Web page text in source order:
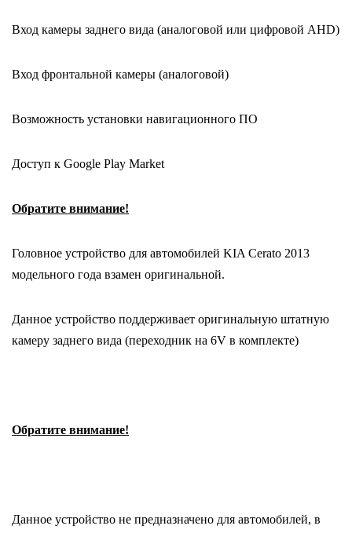
Вход камеры заднего вида (аналоговой или цифровой AHD)
Вход фронтальной камеры (аналоговой)
Возможность установки навигационного ПО
Доступ к Google Play Market
Обратите внимание!
Головное устройство для автомобилей KIA Cerato 2013
модельного года взамен оригинальной.
Данное устройство поддерживает оригинальную штатную
камеру заднего вида (переходник на 6V в комплекте)
Обратите внимание!
Данное устройство не предназначено для автомобилей, в